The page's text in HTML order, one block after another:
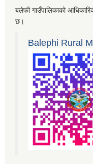
बलेफी गाउँपालिकाको
छ।
Balephi Rural